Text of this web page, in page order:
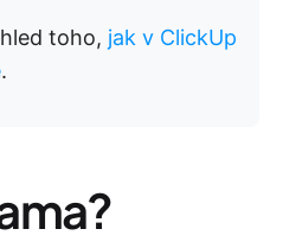
toho, jak v ClickUp
.